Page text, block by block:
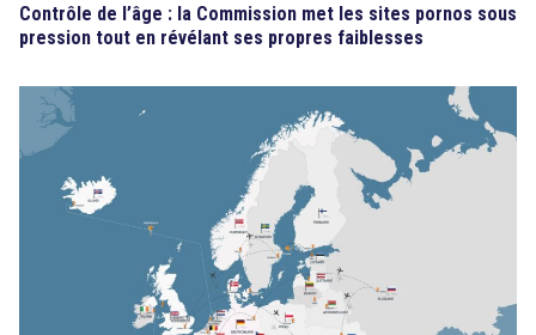
Contrôle de l’âge : la Commission met les sites pornos sous
pression tout en révélant ses propres faiblesses